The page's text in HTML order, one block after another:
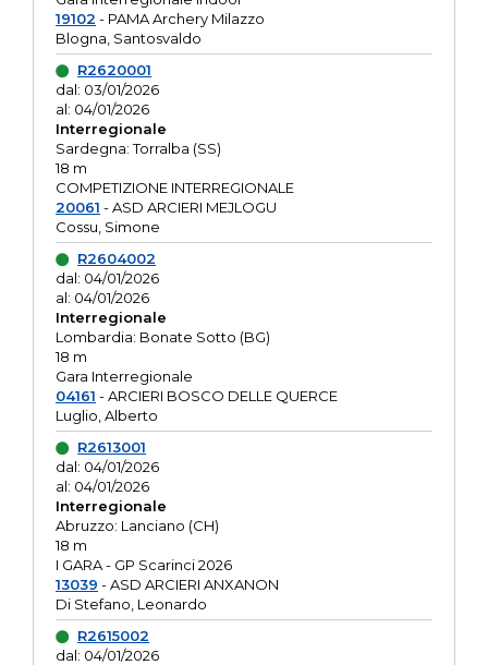
19102 - PAMA Archery Milazzo
Blogna, Santosvaldo
R2620001
dal: 03/01/2026
al: 04/01/2026
Interregionale
Sardegna: Torralba (SS)
18 m
COMPETIZIONE INTERREGIONALE
20061 - ASD ARCIERI MEJLOGU
Cossu, Simone
R2604002
dal: 04/01/2026
al: 04/01/2026
Interregionale
Lombardia: Bonate Sotto (BG)
18 m
Gara Interregionale
04161 - ARCIERI BOSCO DELLE QUERCE
Luglio, Alberto
R2613001
dal: 04/01/2026
al: 04/01/2026
Interregionale
Abruzzo: Lanciano (CH)
18 m
I GARA - GP Scarinci 2026
13039 - ASD ARCIERI ANXANON
Di Stefano, Leonardo
R2615002
dal: 04/01/2026